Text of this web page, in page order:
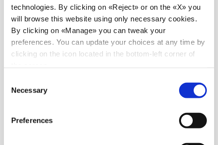
technologies. By clicking on «Reject» or on the «X» you
will browse this website using only necessary cookies.
By clicking on «Manage» you can tweak your
preferences. You can update your choices at any time by
clicking on the icon located in the bottom-left corner of
Selection
Necessary
Preferences